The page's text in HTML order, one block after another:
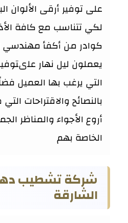
على توفير أرقى الألوان
لكي تتناسب مع كافة
كوادر من أكفأ مهندسي
يعملون ليل نهار
التي يرغب بها العميل
بالنصائح والاقتراحات
أروع الأجواء والمناظر
الخاصة بهم
شركة تشطيب
الشارقة